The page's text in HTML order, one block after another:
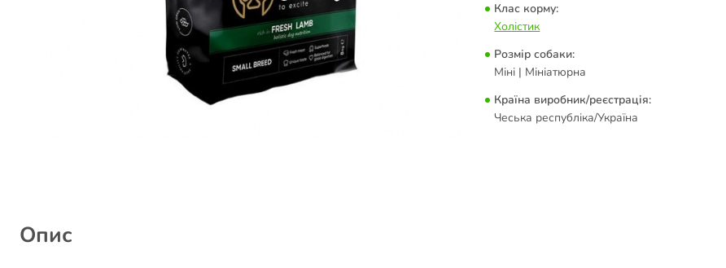
Клас корму:
Холістик
Розмір собаки:
Міні | Мініатюрна
Країна виробник/реєстрація:
Чеська республіка/Україна
Опис